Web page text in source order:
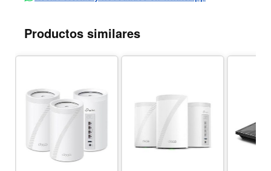
Productos similares